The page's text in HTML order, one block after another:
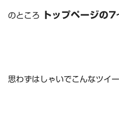
のところ トップページの
思わずはしゃいでこんなツイ